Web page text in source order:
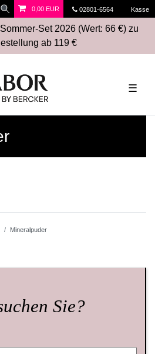
02801-6564 Kasse
0,00 EUR
Set 2026 (Wert: 66 €) zu
ab 119 €
☰
Mineralpuder
Sie?